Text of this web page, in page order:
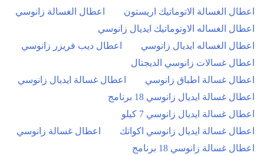
اعطال الغسالة الاتوماتيك اريستون
اعطال الغسالة زانوسي
اعطال الغساله الاوتوماتيك ايديال زانوسي
اعطال الغساله ايديال زانوسي
اعطال ديب فريزر زانوسي
اعطال غسالات زانوسي الديجتال
اعطال غسالة اطباق زانوسي
اعطال غسالة ايديال زانوسي
اعطال غسالة ايديال زانوسي 18 برنامج
اعطال غسالة ايديال زانوسي 7 كيلو
اعطال غسالة ايديال زانوسي اكواتك
اعطال غسالة زانوسي
اعطال غسالة زانوسي 18 برنامج